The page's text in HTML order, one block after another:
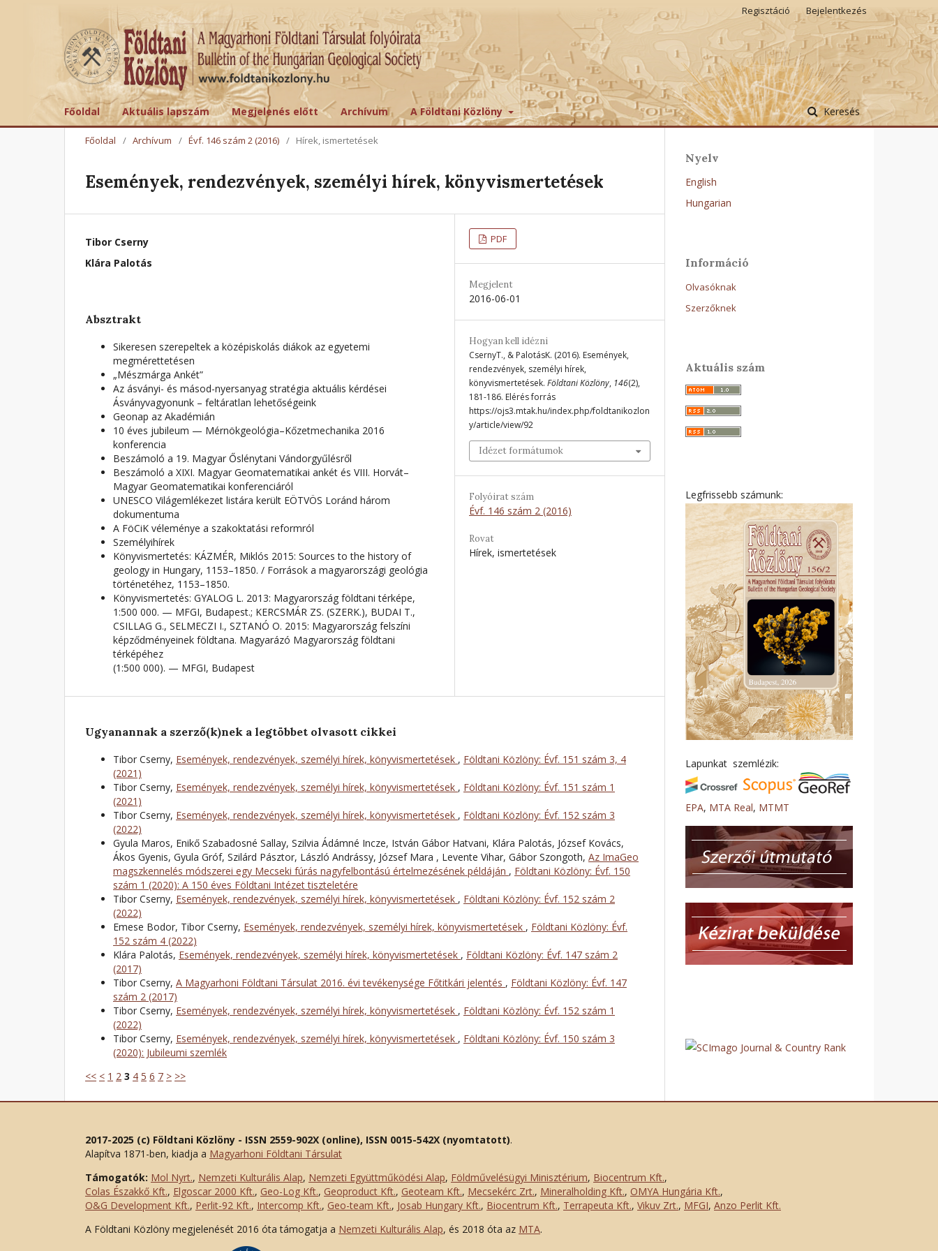
Főoldal Aktuális lapszám Megjelenés előtt Archívum A Földtani Közlöny Keresés
Regisztáció Bejelentkezés
Főoldal / Archívum / Évf. 146 szám 2 (2016) / Hírek, ismertetések
Események, rendezvények, személyi hírek, könyvismertetések
Tibor Cserny
Klára Palotás
Absztrakt
Sikeresen szerepeltek a középiskolás diákok az egyetemi
megmérettetésen
„Mészmárga Ankét”
Az ásványi- és másod-nyersanyag stratégia aktuális kérdései
Ásványvagyonunk – feltáratlan lehetőségeink
Geonap az Akadémián
10 éves jubileum — Mérnökgeológia–Kőzetmechanika 2016
konferencia
Beszámoló a 19. Magyar Őslénytani Vándorgyűlésről
Beszámoló a XIXI. Magyar Geomatematikai ankét és VIII. Horvát–
Magyar Geomatematikai konferenciáról
UNESCO Világemlékezet listára került EÖTVÖS Loránd három
dokumentuma
A FöCiK véleménye a szakoktatási reformról
Személyihírek
Könyvismertetés: KÁZMÉR, Miklós 2015: Sources to the history of
geology in Hungary, 1153–1850. / Források a magyarországi geológia
történetéhez, 1153–1850.
Könyvismertetés: GYALOG L. 2013: Magyarország földtani térképe,
1:500 000. — MFGI, Budapest.; KERCSMÁR ZS. (SZERK.), BUDAI T.,
CSILLAG G., SELMECZI I., SZTANÓ O. 2015: Magyarország felszíni
képződményeinek földtana. Magyarázó Magyarország földtani
térképéhez
(1:500 000). — MFGI, Budapest
PDF
Megjelent
2016-06-01
Hogyan kell idézni
CsernyT., & PalotásK. (2016). Események,
rendezvények, személyi hírek,
könyvismertetések. Földtani Közlöny, 146(2),
181-186. Elérés forrás
https://ojs3.mtak.hu/index.php/foldtanikozlon
y/article/view/92
Idézet formátumok
Folyóirat szám
Évf. 146 szám 2 (2016)
Rovat
Hírek, ismertetések
Ugyanannak a szerző(k)nek a legtöbbet olvasott cikkei
Tibor Cserny, Események, rendezvények, személyi hírek, könyvismertetések , Földtani Közlöny: Évf. 151 szám 3, 4
(2021)
Tibor Cserny, Események, rendezvények, személyi hírek, könyvismertetések , Földtani Közlöny: Évf. 151 szám 1
(2021)
Tibor Cserny, Események, rendezvények, személyi hírek, könyvismertetések , Földtani Közlöny: Évf. 152 szám 3
(2022)
Gyula Maros, Enikő Szabadosné Sallay, Szilvia Ádámné Incze, István Gábor Hatvani, Klára Palotás, József Kovács,
Ákos Gyenis, Gyula Gróf, Szilárd Pásztor, László Andrássy, József Mara , Levente Vihar, Gábor Szongoth, Az ImaGeo
magszkennelés módszerei egy Mecseki fúrás nagyfelbontású értelmezésének példáján , Földtani Közlöny: Évf. 150
szám 1 (2020): A 150 éves Földtani Intézet tiszteletére
Tibor Cserny, Események, rendezvények, személyi hírek, könyvismertetések , Földtani Közlöny: Évf. 152 szám 2
(2022)
Emese Bodor, Tibor Cserny, Események, rendezvények, személyi hírek, könyvismertetések , Földtani Közlöny: Évf.
152 szám 4 (2022)
Klára Palotás, Események, rendezvények, személyi hírek, könyvismertetések , Földtani Közlöny: Évf. 147 szám 2
(2017)
Tibor Cserny, A Magyarhoni Földtani Társulat 2016. évi tevékenysége Főtitkári jelentés , Földtani Közlöny: Évf. 147
szám 2 (2017)
Tibor Cserny, Események, rendezvények, személyi hírek, könyvismertetések , Földtani Közlöny: Évf. 152 szám 1
(2022)
Tibor Cserny, Események, rendezvények, személyi hírek, könyvismertetések , Földtani Közlöny: Évf. 150 szám 3
(2020): Jubileumi szemlék
<< < 1 2 3 4 5 6 7 > >>
Nyelv
English
Hungarian
Információ
Olvasóknak
Szerzőknek
Aktuális szám
Legfrissebb számunk:
Lapunkat szemlézik:
EPA, MTA Real, MTMT
2017-2025 (c) Földtani Közlöny - ISSN 2559-902X (online), ISSN 0015-542X (nyomtatott).
Alapítva 1871-ben, kiadja a Magyarhoni Földtani Társulat
Támogatók: Mol Nyrt., Nemzeti Kulturális Alap, Nemzeti Együttműködési Alap, Földművelésügyi Minisztérium, Biocentrum Kft.,
Colas Északkő Kft., Elgoscar 2000 Kft., Geo-Log Kft., Geoproduct Kft., Geoteam Kft., Mecsekérc Zrt., Mineralholding Kft., OMYA Hungária Kft.,
O&G Development Kft., Perlit-92 Kft., Intercomp Kft., Geo-team Kft., Josab Hungary Kft., Biocentrum Kft., Terrapeuta Kft., Vikuv Zrt., MFGI, Anzo Perlit Kft.
A Földtani Közlöny megjelenését 2016 óta támogatja a Nemzeti Kulturális Alap, és 2018 óta az MTA.